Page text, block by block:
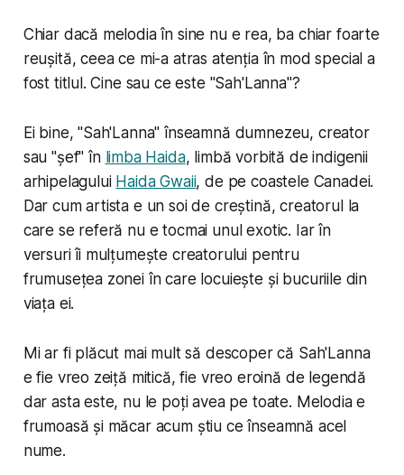
Chiar dacă melodia în sine nu e rea, ba chiar foarte
reușită, ceea ce mi-a atras atenția în mod special a
fost titlul. Cine sau ce este "Sah'Lanna"?
Ei bine, "Sah'Lanna" înseamnă dumnezeu, creator
sau "șef" în limba Haida, limbă vorbită de indigenii
arhipelagului Haida Gwaii, de pe coastele Canadei.
Dar cum artista e un soi de creștină, creatorul la
care se referă nu e tocmai unul exotic. Iar în
versuri îi mulțumește creatorului pentru
frumusețea zonei în care locuiește și bucuriile din
viața ei.
Mi ar fi plăcut mai mult să descoper că Sah'Lanna
e fie vreo zeiță mitică, fie vreo eroină de legendă
dar asta este, nu le poți avea pe toate. Melodia e
frumoasă și măcar acum știu ce înseamnă acel
nume.